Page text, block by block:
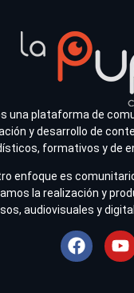
una plataforma de
y desarrollo de
formativos y de
enfoque es
la realización y
audiovisuales y